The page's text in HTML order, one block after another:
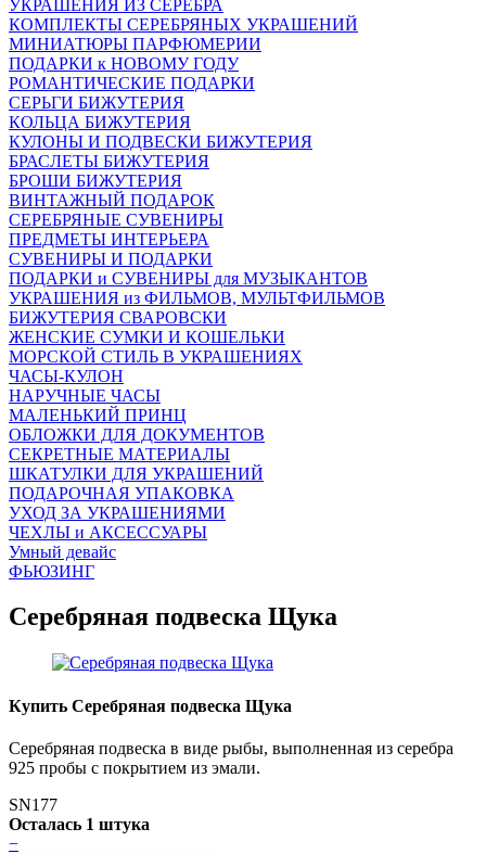
УКРАШЕНИЯ ИЗ СЕРЕБРА
КОМПЛЕКТЫ СЕРЕБРЯНЫХ УКРАШЕНИЙ
МИНИАТЮРЫ ПАРФЮМЕРИИ
ПОДАРКИ к НОВОМУ ГОДУ
РОМАНТИЧЕСКИЕ ПОДАРКИ
СЕРЬГИ БИЖУТЕРИЯ
КОЛЬЦА БИЖУТЕРИЯ
КУЛОНЫ И ПОДВЕСКИ БИЖУТЕРИЯ
БРАСЛЕТЫ БИЖУТЕРИЯ
БРОШИ БИЖУТЕРИЯ
ВИНТАЖНЫЙ ПОДАРОК
СЕРЕБРЯНЫЕ СУВЕНИРЫ
ПРЕДМЕТЫ ИНТЕРЬЕРА
СУВЕНИРЫ И ПОДАРКИ
ПОДАРКИ и СУВЕНИРЫ для МУЗЫКАНТОВ
УКРАШЕНИЯ из ФИЛЬМОВ, МУЛЬТФИЛЬМОВ
БИЖУТЕРИЯ СВАРОВСКИ
ЖЕНСКИЕ СУМКИ И КОШЕЛЬКИ
МОРСКОЙ СТИЛЬ В УКРАШЕНИЯХ
ЧАСЫ-КУЛОН
НАРУЧНЫЕ ЧАСЫ
МАЛЕНЬКИЙ ПРИНЦ
ОБЛОЖКИ ДЛЯ ДОКУМЕНТОВ
СЕКРЕТНЫЕ МАТЕРИАЛЫ
ШКАТУЛКИ ДЛЯ УКРАШЕНИЙ
ПОДАРОЧНАЯ УПАКОВКА
УХОД ЗА УКРАШЕНИЯМИ
ЧEХЛЫ и АКСЕССУАРЫ
Умный девайс
ФЬЮЗИНГ
Серебряная подвеска Щука
Купить Серебряная подвеска Щука
Серебряная подвеска в виде рыбы, выполненная из серебра
925 пробы с покрытием из эмали.
SN177
Осталась 1 штука
−